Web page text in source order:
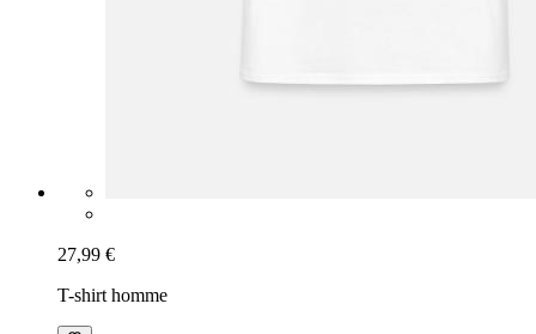
27,99 €
T-shirt homme